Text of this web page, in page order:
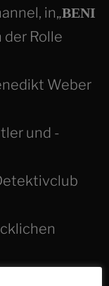
in„BENI
der Rolle
Weber
und -